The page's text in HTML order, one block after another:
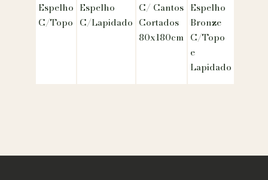
Espelho
C/Topo
Espelho
C/Lapidado
C/ Cantos
Cortados
80x180cm
Espelho
Bronze
C/Topo
e
Lapidado